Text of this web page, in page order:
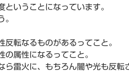
いうことになっています。
。
反転なるものがあるってこと。
の属性になるってこと。
ら雷火に、もちろん闇や光も反